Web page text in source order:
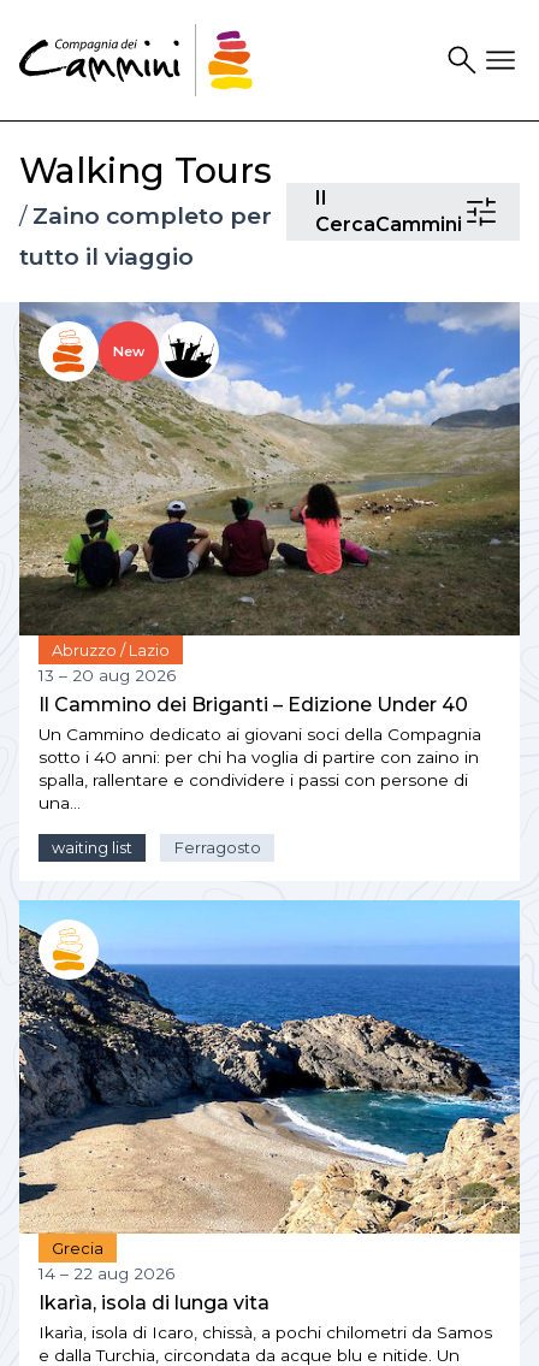
SearchDrawer
Walking Tours
/ Zaino completo per
tutto il viaggio
Il
CercaCammini
Il
New
Abruzzo / Lazio
13 – 20 aug 2026
Il Cammino dei Briganti – Edizione Under 40
Un Cammino dedicato ai giovani soci della Compagnia
sotto i 40 anni: per chi ha voglia di partire con zaino in
spalla, rallentare e condividere i passi con persone di
una…
waiting list Ferragosto
Grecia
14 – 22 aug 2026
Ikarìa, isola di lunga vita
Ikarìa, isola di Icaro, chissà, a pochi chilometri da Samos
e dalla Turchia, circondata da acque blu e nitide. Un